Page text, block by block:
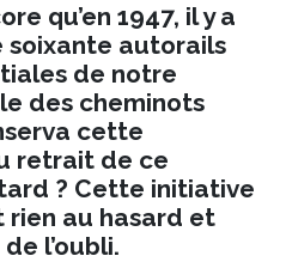
qu’en 1947, il y a
soixante autorails
de notre
des cheminots
cette
retrait de ce
? Cette initiative
au hasard et
l’oubli.